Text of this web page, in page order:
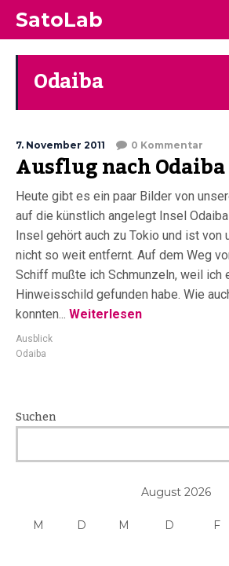
SatoLab
Odaiba
7. November 2011 0 Kommentar
Ausflug nach Odaiba
Heute gibt es ein paar Bilder von
auf die künstlich angelegt Insel
Insel gehört auch zu Tokio und ist von
nicht so weit entfernt. Auf dem Weg
Schiff mußte ich Schmunzeln, weil ich
Hinweisschild gefunden habe. Wie
konnten... Weiterlesen
Ausblick
Odaiba
Suchen
August 2026
M D M D F